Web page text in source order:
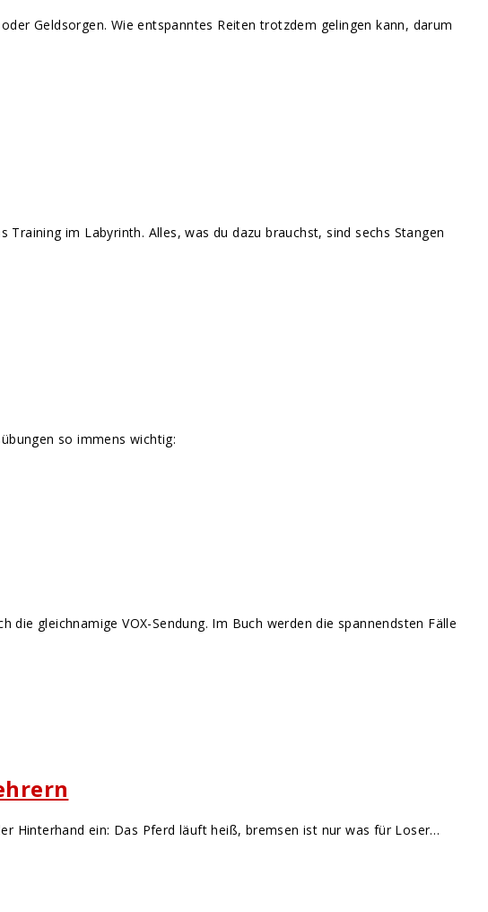
Geldsorgen. Wie entspanntes Reiten trotzdem gelingen kann, darum
im Labyrinth. Alles, was du dazu brauchst, sind sechs Stangen
so immens wichtig:
gleichnamige VOX-Sendung. Im Buch werden die spannendsten Fälle
Hinterhand ein: Das Pferd läuft heiß, bremsen ist nur was für Loser…